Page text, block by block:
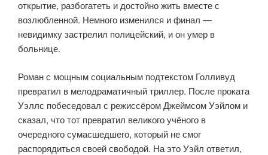
открытие, разбогатеть и достойно жить вместе с
возлюбленной. Немного изменился и финал —
невидимку застрелил полицейский, и он умер в
больнице.
Роман с мощным социальным подтекстом Голливуд
превратил в мелодраматичный триллер. После проката
Уэллс побеседовал с режиссёром Джеймсом Уэйлом и
сказал, что тот превратил великого учёного в
очередного сумасшедшего, который не смог
распорядиться своей свободой. На это Уэйл ответил,